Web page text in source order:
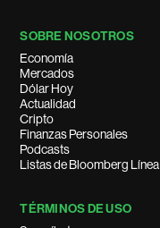
SOBRE NOSOTROS
Economía
Mercados
Dólar Hoy
Actualidad
Cripto
Finanzas Personales
Podcasts
Listas de Bloomberg Línea
TÉRMINOS DE USO